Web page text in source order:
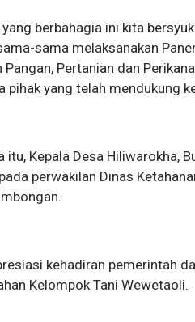
yang berbahagia ini kita
sama melaksanakan
Pangan, Pertanian dan
pihak yang telah mendukung
itu, Kepala Desa Hiliwarokha,
perwakilan Dinas
kehadiran pemerintah
Kelompok Tani Wewetaoli.